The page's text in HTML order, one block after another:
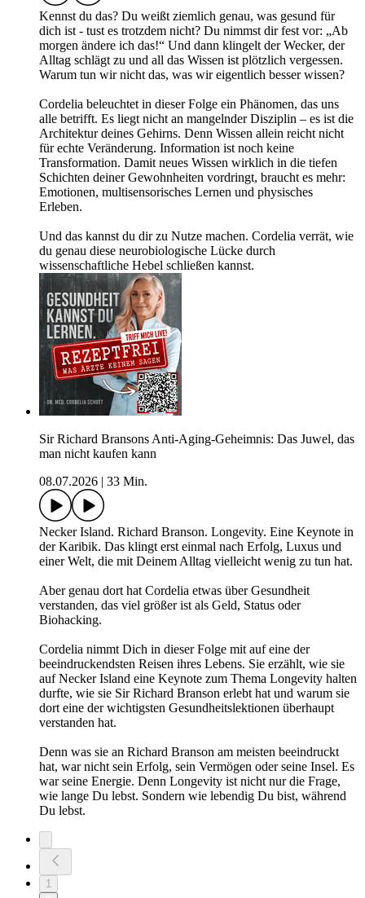
Kennst du das? Du weißt ziemlich genau, was gesund für
dich ist - tust es trotzdem nicht? Du nimmst dir fest vor: „Ab
morgen ändere ich das!“ Und dann klingelt der Wecker, der
Alltag schlägt zu und all das Wissen ist plötzlich vergessen.
Warum tun wir nicht das, was wir eigentlich besser wissen?
Cordelia beleuchtet in dieser Folge ein Phänomen, das uns
alle betrifft. Es liegt nicht an mangelnder Disziplin – es ist die
Architektur deines Gehirns. Denn Wissen allein reicht nicht
für echte Veränderung. Information ist noch keine
Transformation. Damit neues Wissen wirklich in die tiefen
Schichten deiner Gewohnheiten vordringt, braucht es mehr:
Emotionen, multisensorisches Lernen und physisches
Erleben.
Und das kannst du dir zu Nutze machen. Cordelia verrät, wie
du genau diese neurobiologische Lücke durch
wissenschaftliche Hebel schließen kannst.
Sir Richard Bransons Anti-Aging-Geheimnis: Das Juwel, das
man nicht kaufen kann
08.07.2026
33 Min.
Necker Island. Richard Branson. Longevity. Eine Keynote in
der Karibik. Das klingt erst einmal nach Erfolg, Luxus und
einer Welt, die mit Deinem Alltag vielleicht wenig zu tun hat.
Aber genau dort hat Cordelia etwas über Gesundheit
verstanden, das viel größer ist als Geld, Status oder
Biohacking.
Cordelia nimmt Dich in dieser Folge mit auf eine der
beeindruckendsten Reisen ihres Lebens. Sie erzählt, wie sie
auf Necker Island eine Keynote zum Thema Longevity halten
durfte, wie sie Sir Richard Branson erlebt hat und warum sie
dort eine der wichtigsten Gesundheitslektionen überhaupt
verstanden hat.
Denn was sie an Richard Branson am meisten beeindruckt
hat, war nicht sein Erfolg, sein Vermögen oder seine Insel. Es
war seine Energie. Denn Longevity ist nicht nur die Frage,
wie lange Du lebst. Sondern wie lebendig Du bist, während
Du lebst.
1